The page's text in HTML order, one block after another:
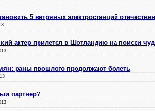
5 ветряных электростанций
актер прилетел в Шотландию на поиски
раны прошлого продолжают болеть
партнер?